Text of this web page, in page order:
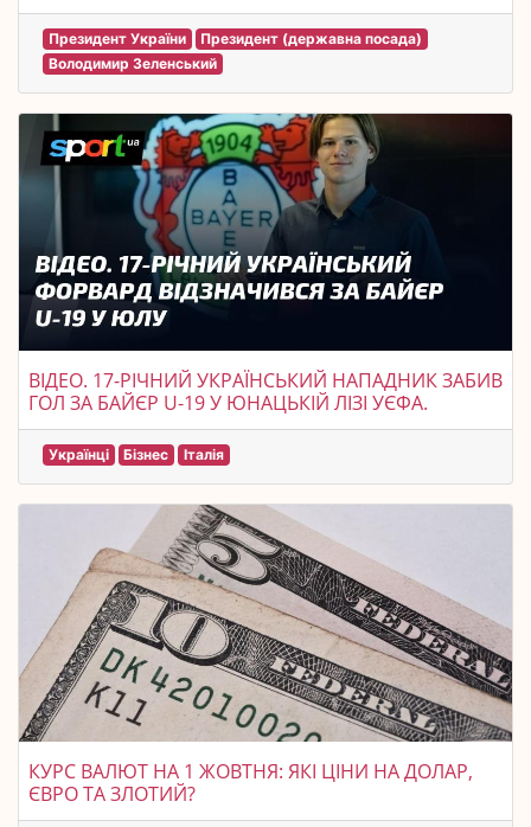
Президент України
Президент (державна посада)
Володимир Зеленський
ВІДЕО. 17-РІЧНИЙ УКРАЇНСЬКИЙ НАПАДНИК ЗАБИВ
ГОЛ ЗА БАЙЄР U-19 У ЮНАЦЬКІЙ ЛІЗІ УЄФА.
Українці Бізнес Італія
КУРС ВАЛЮТ НА 1 ЖОВТНЯ: ЯКІ ЦІНИ НА ДОЛАР,
ЄВРО ТА ЗЛОТИЙ?